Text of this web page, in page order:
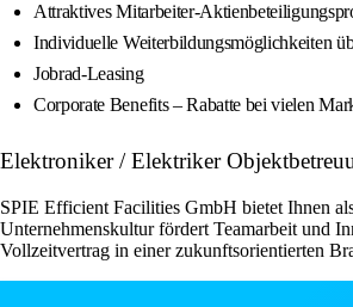
Attraktives Mitarbeiter-
Individuelle Weiterbildungsmöglichkeiten
Jobrad-Leasing
Corporate Benefits – Rabatte bei vielen
Elektroniker / Elektriker
SPIE Efficient Facilities GmbH bietet Ihnen
Unternehmenskultur fördert Teamarbeit und
Vollzeitvertrag in einer zukunftsorientierten